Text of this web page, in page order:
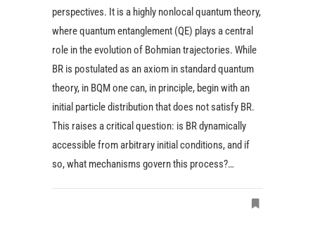
perspectives. It is a highly nonlocal quantum theory,
where quantum entanglement (QE) plays a central
role in the evolution of Bohmian trajectories. While
BR is postulated as an axiom in standard quantum
theory, in BQM one can, in principle, begin with an
initial particle distribution that does not satisfy BR.
This raises a critical question: is BR dynamically
accessible from arbitrary initial conditions, and if
so, what mechanisms govern this process?…